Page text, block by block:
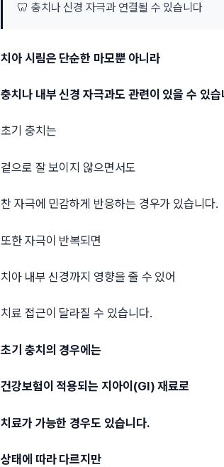
🦷 충치나 신경 자극과 연결될 수 있습니다
치아 시림은 단순한 마모뿐 아니라
충치나 내부 신경 자극과도 관련이 있을 수 있습
초기 충치는
겉으로 잘 보이지 않으면서도
찬 자극에 민감하게 반응하는 경우가 있습니다.
또한 자극이 반복되면
치아 내부 신경까지 영향을 줄 수 있어
치료 접근이 달라질 수 있습니다.
초기 충치의 경우에는
건강보험이 적용되는 지아이(GI) 재료로
치료가 가능한 경우도 있습니다.
상태에 따라 다르지만